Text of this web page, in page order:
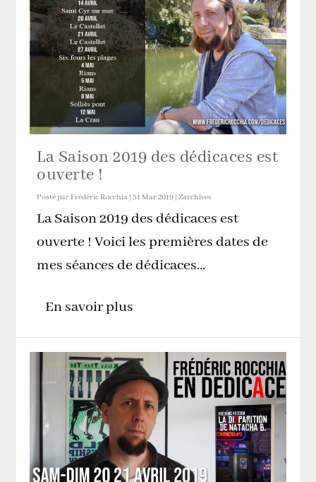
La Saison 2019 des dédicaces est
ouverte !
Posté par Frédéric Rocchia |31 Mar 2019 |Zarchives
La Saison 2019 des dédicaces est
ouverte ! Voici les premières dates de
mes séances de dédicaces...
En savoir plus